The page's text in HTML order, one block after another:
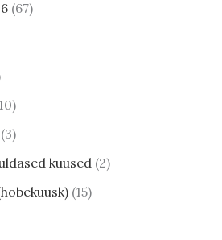
67
10
3
kuused 2
15